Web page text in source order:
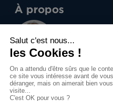
À propos
Jean-
Dirigeant de
Professionnel du
contract management,
décisions.